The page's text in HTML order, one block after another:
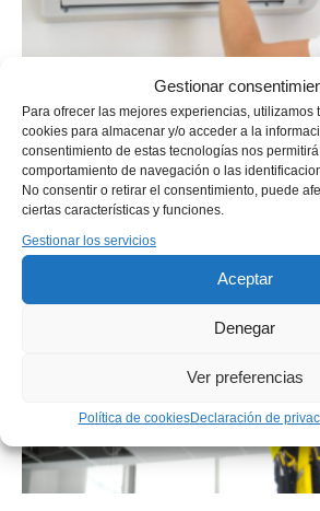
Gestionar
Para ofrecer las mejores experiencias, utilizamos
cookies para almacenar y/o acceder a la
consentimiento de estas tecnologías nos
comportamiento de navegación o las
No consentir o retirar el consentimiento, puede
ciertas características y funciones.
Gestionar los servicios
Aceptar
Denegar
Ver preferencias
Política de cookiesDeclaración de